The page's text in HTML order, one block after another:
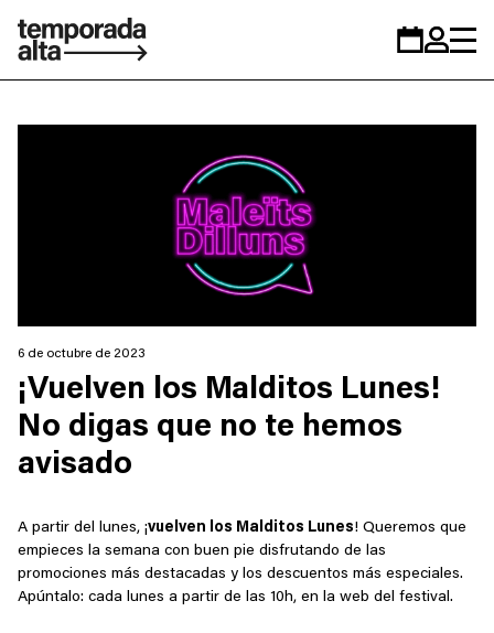
Temporada
personal
6 de octubre de 2023
¡Vuelven los Malditos Lunes!
No digas que no te hemos
avisado
A partir del lunes, ¡vuelven los Malditos Lunes! Queremos que
empieces la semana con buen pie disfrutando de las
promociones más destacadas y los descuentos más especiales.
Apúntalo: cada lunes a partir de las 10h, en la web del festival.